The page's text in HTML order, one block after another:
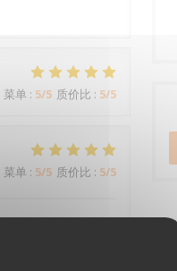
菜单: 5/5 质价比 : 5/5
菜单: 5/5 质价比 : 5/5